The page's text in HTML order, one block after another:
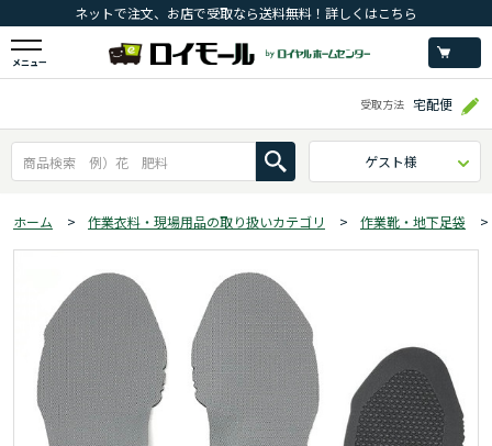
ネットで注文、お店で受取なら送料無料！詳しくはこちら
メニュー
受取方法 宅配便
ゲスト様
ホーム > 作業衣料・現場用品の取り扱いカテゴリ > 作業靴・地下足袋 >